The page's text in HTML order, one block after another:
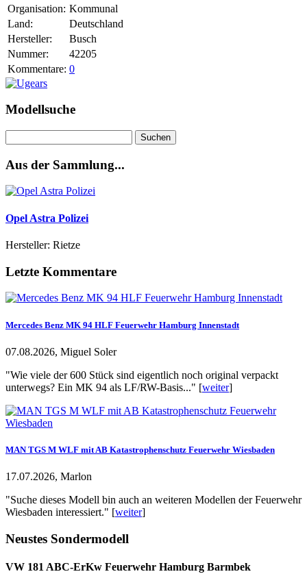
Organisation: Kommunal
Land:
Deutschland
Hersteller:
Busch
Nummer:
42205
Kommentare: 0
Modellsuche
nach:
Aus der Sammlung...
Opel Astra Polizei
Hersteller: Rietze
Letzte Kommentare
Mercedes Benz MK 94 HLF Feuerwehr Hamburg Innenstadt
07.08.2026, Miguel Soler
"Wie viele der 600 Stück sind eigentlich noch original verpackt
unterwegs? Ein MK 94 als LF/RW-Basis..." [weiter]
MAN TGS M WLF mit AB Katastrophenschutz Feuerwehr Wiesbaden
17.07.2026, Marlon
"Suche dieses Modell bin auch an weiteren Modellen der Feuerwehr
Wiesbaden interessiert." [weiter]
Neustes Sondermodell
VW 181 ABC-ErKw Feuerwehr Hamburg Barmbek